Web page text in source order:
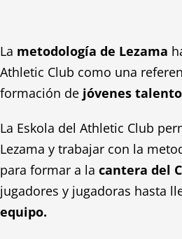
La metodología de Lezama
Athletic Club como una
formación de jóvenes
La Eskola del Athletic Club
Lezama y trabajar con la
para formar a la cantera del
jugadores y jugadoras hasta
equipo.